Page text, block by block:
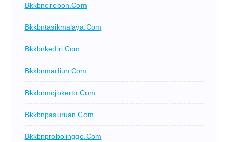
Bkkbncirebon.com
Bkkbntasikmalaya.com
Bkkbnkediri.com
Bkkbnmadiun.com
Bkkbnmojokerto.com
Bkkbnpasuruan.com
Bkkbnprobolinggo.com